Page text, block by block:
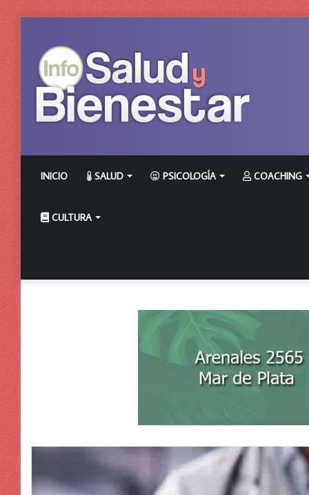
INICIO SALUD PSICOLOGÍA COACHING
CULTURA